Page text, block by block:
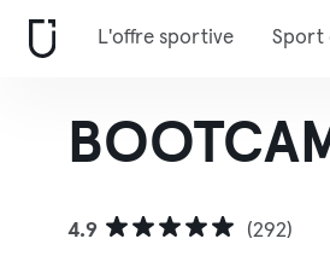
L'offre sportive Sport
4.9
(292)